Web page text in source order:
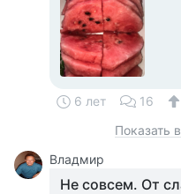
6 лет 16
Показать
Владмир
Не совсем. От